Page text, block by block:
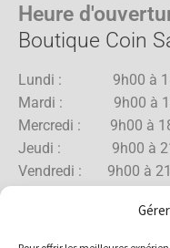
Heure
Boutique Coin
Lundi : 9h00 à
Mardi : 9h00 à
Mercredi : 9h00 à
Jeudi : 9h00 à
Vendredi : 9h00 à
Dimanche : 10h00 à